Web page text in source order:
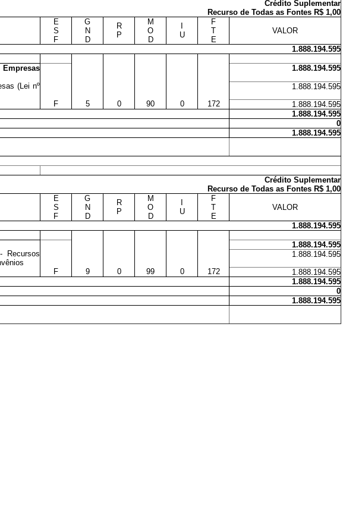
Crédito Suplementar
Recurso de Todas as Fontes R$ 1,00
E
S
F
G
N
D
R
P
M
O
D
U
F
T
E
VALOR
1.888.194.595
1.888.194.595
(Lei nº
1.888.194.595
F
5 0 90 0 172
1.888.194.595
1.888.194.595
0
1.888.194.595
Crédito Suplementar
Recurso de Todas as Fontes R$ 1,00
E
S
F
G
N
D
R
P
M
O
D
U
F
T
E
VALOR
1.888.194.595
1.888.194.595
Recursos
1.888.194.595
F
9 0 99 0 172
1.888.194.595
1.888.194.595
0
1.888.194.595